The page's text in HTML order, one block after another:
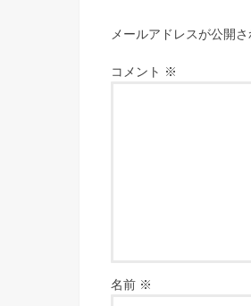
メールアドレスが公開
コメント ※
名前 ※